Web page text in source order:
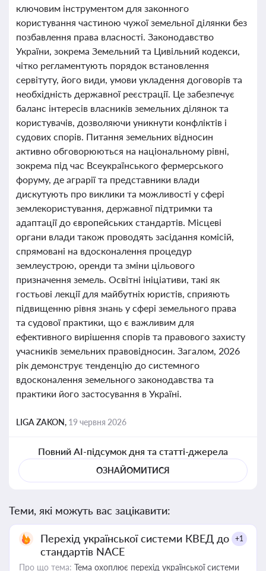
ключовим інструментом для законного
користування частиною чужої земельної ділянки без
позбавлення права власності. Законодавство
України, зокрема Земельний та Цивільний кодекси,
чітко регламентують порядок встановлення
сервітуту, його види, умови укладення договорів та
необхідність державної реєстрації. Це забезпечує
баланс інтересів власників земельних ділянок та
користувачів, дозволяючи уникнути конфліктів і
судових спорів. Питання земельних відносин
активно обговорюються на національному рівні,
зокрема під час Всеукраїнського фермерського
форуму, де аграрії та представники влади
дискутують про виклики та можливості у сфері
землекористування, державної підтримки та
адаптації до європейських стандартів. Місцеві
органи влади також проводять засідання комісій,
спрямовані на вдосконалення процедур
землеустрою, оренди та зміни цільового
призначення земель. Освітні ініціативи, такі як
гостьові лекції для майбутніх юристів, сприяють
підвищенню рівня знань у сфері земельного права
та судової практики, що є важливим для
ефективного вирішення спорів та правового захисту
учасників земельних правовідносин. Загалом, 2026
рік демонструє тенденцію до системного
вдосконалення земельного законодавства та
практики його застосування в Україні.
LIGA ZAKON, 19 червня 2026
Повний AI-підсумок дня та статті-джерела
ОЗНАЙОМИТИСЯ
Теми, які можуть вас зацікавити:
Перехід української системи КВЕД до
стандартів NACE
+1
Про що тема: Тема охоплює перехід української системи